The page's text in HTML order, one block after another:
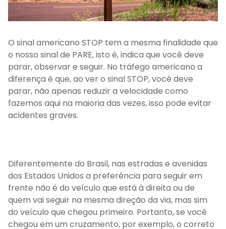
O sinal americano STOP tem a mesma finalidade que
o nosso sinal de PARE, isto é, indica que você deve
parar, observar e seguir. No tráfego americano a
diferença é que, ao ver o sinal STOP, você deve
parar, não apenas reduzir a velocidade como
fazemos aqui na maioria das vezes, isso pode evitar
acidentes graves.
Diferentemente do Brasil, nas estradas e avenidas
dos Estados Unidos a preferência para seguir em
frente não é do veículo que está à direita ou de
quem vai seguir na mesma direção da via, mas sim
do veículo que chegou primeiro. Portanto, se você
chegou em um cruzamento, por exemplo, o correto